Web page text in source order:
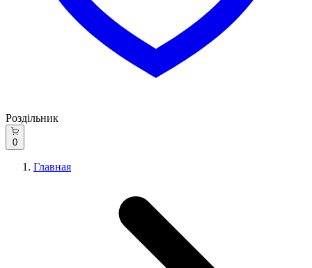
Роздільник
0
Главная